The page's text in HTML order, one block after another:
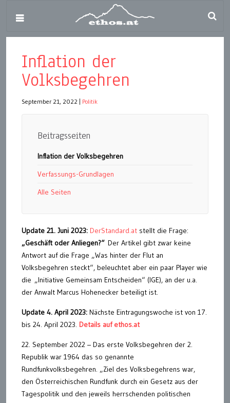
Inflation der
Volksbegehren
September 21, 2022 Politik
Beitragsseiten
Inflation der Volksbegehren
Verfassungs-Grundlagen
Alle Seiten
Update 21. Juni 2023: DerStandard.at stellt die Frage:
„Geschäft oder Anliegen?“ Der Artikel gibt zwar keine
Antwort auf die Frage „Was hinter der Flut an
Volksbegehren steckt“, beleuchtet aber ein paar Player wie
die „Initiative Gemeinsam Entscheiden“ (IGE), an der u.a.
der Anwalt Marcus Hohenecker beteiligt ist.
Update 4. April 2023: Nächste Eintragungswoche ist von 17.
bis 24. April 2023. Details auf ethos.at
22. September 2022 – Das erste Volksbegehren der 2.
Republik war 1964 das so genannte
Rundfunkvolksbegehren. „Ziel des Volksbegehrens war,
den Österreichischen Rundfunk durch ein Gesetz aus der
Tagespolitik und den jeweils herrschenden politischen